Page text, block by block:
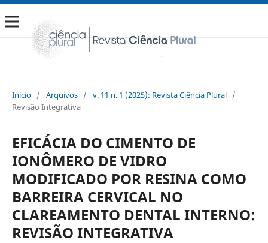
Início / Arquivos / v. 11 n. 1 (2025): Revista Ciência Plural /
Revisão Integrativa
EFICÁCIA DO CIMENTO DE
IONÔMERO DE VIDRO
MODIFICADO POR RESINA COMO
BARREIRA CERVICAL NO
CLAREAMENTO DENTAL INTERNO:
REVISÃO INTEGRATIVA